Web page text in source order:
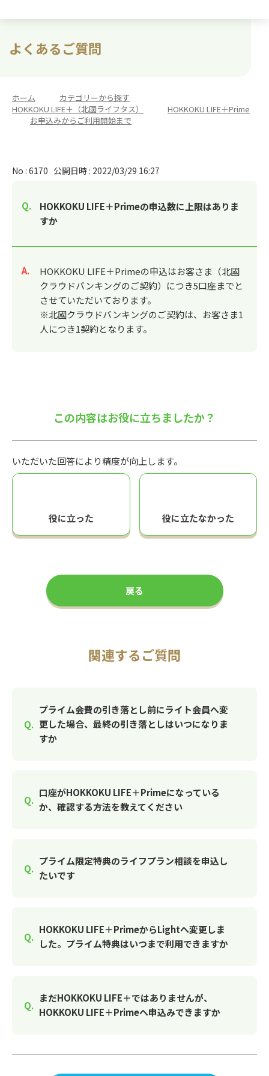
よくあるご質問
ホーム カテゴリーから探す
HOKKOKU LIFE＋（北國ライフタス）
HOKKOKU LIFE＋Prime
お申込みからご利用開始まで
No : 6170 公開日時 : 2022/03/29 16:27
HOKKOKU LIFE＋Primeの申込数に上限はありま
すか
回答
HOKKOKU LIFE＋Primeの申込はお客さま（北國
クラウドバンキングのご契約）につき5口座までと
させていただいております。
※北國クラウドバンキングのご契約は、お客さま1
人につき1契約となります。
この内容はお役に立ちましたか？
いただいた回答により精度が向上します。
役に立った 役に立たなかった
戻る
関連するご質問
プライム会費の引き落とし前にライト会員へ変
更した場合、最終の引き落としはいつになりま
すか
口座がHOKKOKU LIFE＋Primeになっている
か、確認する方法を教えてください
プライム限定特典のライフプラン相談を申込し
たいです
HOKKOKU LIFE＋PrimeからLightへ変更しま
した。プライム特典はいつまで利用できますか
まだHOKKOKU LIFE＋ではありませんが、
HOKKOKU LIFE＋Primeへ申込みできますか